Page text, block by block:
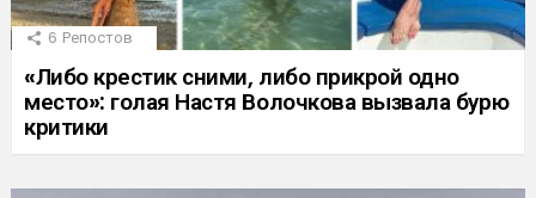
6 Репостов
«Либо крестик сними, либо прикрой одно
место»: голая Настя Волочкова вызвала бурю
критики